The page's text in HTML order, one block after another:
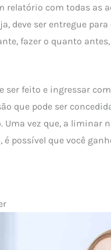
relatório com todas as
deve ser entregue para
fazer o quanto
ser feito e ingressar
que pode ser
Uma vez que, a liminar
possível que você